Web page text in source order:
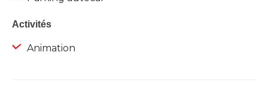
Activités
Animation